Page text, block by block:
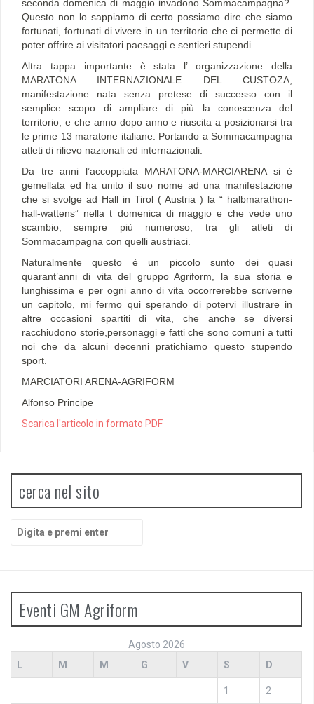
seconda domenica di maggio invadono Sommacampagna?.
Questo non lo sappiamo di certo possiamo dire che siamo
fortunati, fortunati di vivere in un territorio che ci permette di
poter offrire ai visitatori paesaggi e sentieri stupendi.
Altra tappa importante è stata l’ organizzazione della
MARATONA INTERNAZIONALE DEL CUSTOZA,
manifestazione nata senza pretese di successo con il
semplice scopo di ampliare di più la conoscenza del
territorio, e che anno dopo anno e riuscita a posizionarsi tra
le prime 13 maratone italiane. Portando a Sommacampagna
atleti di rilievo nazionali ed internazionali.
Da tre anni l’accoppiata MARATONA-MARCIARENA si è
gemellata ed ha unito il suo nome ad una manifestazione
che si svolge ad Hall in Tirol ( Austria ) la “ halbmarathon-
hall-wattens” nella t domenica di maggio e che vede uno
scambio, sempre più numeroso, tra gli atleti di
Sommacampagna con quelli austriaci.
Naturalmente questo è un piccolo sunto dei quasi
quarant’anni di vita del gruppo Agriform, la sua storia e
lunghissima e per ogni anno di vita occorrerebbe scriverne
un capitolo, mi fermo qui sperando di potervi illustrare in
altre occasioni spartiti di vita, che anche se diversi
racchiudono storie,personaggi e fatti che sono comuni a tutti
noi che da alcuni decenni pratichiamo questo stupendo
sport.
MARCIATORI ARENA-AGRIFORM
Alfonso Principe
Scarica l'articolo in formato PDF
cerca nel sito
Cerca:
Eventi GM Agriform
Agosto 2026
L
M M G V S D
1 2